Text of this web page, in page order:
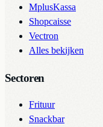
MplusKassa
Shopcaisse
Vectron
Alles bekijken
Sectoren
Frituur
Snackbar